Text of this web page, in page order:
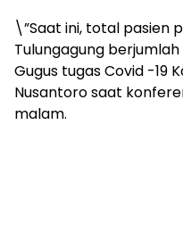
\”Saat ini, total pasien
Tulungagung
Gugus tugas Covid -19
Nusantoro saat
malam.